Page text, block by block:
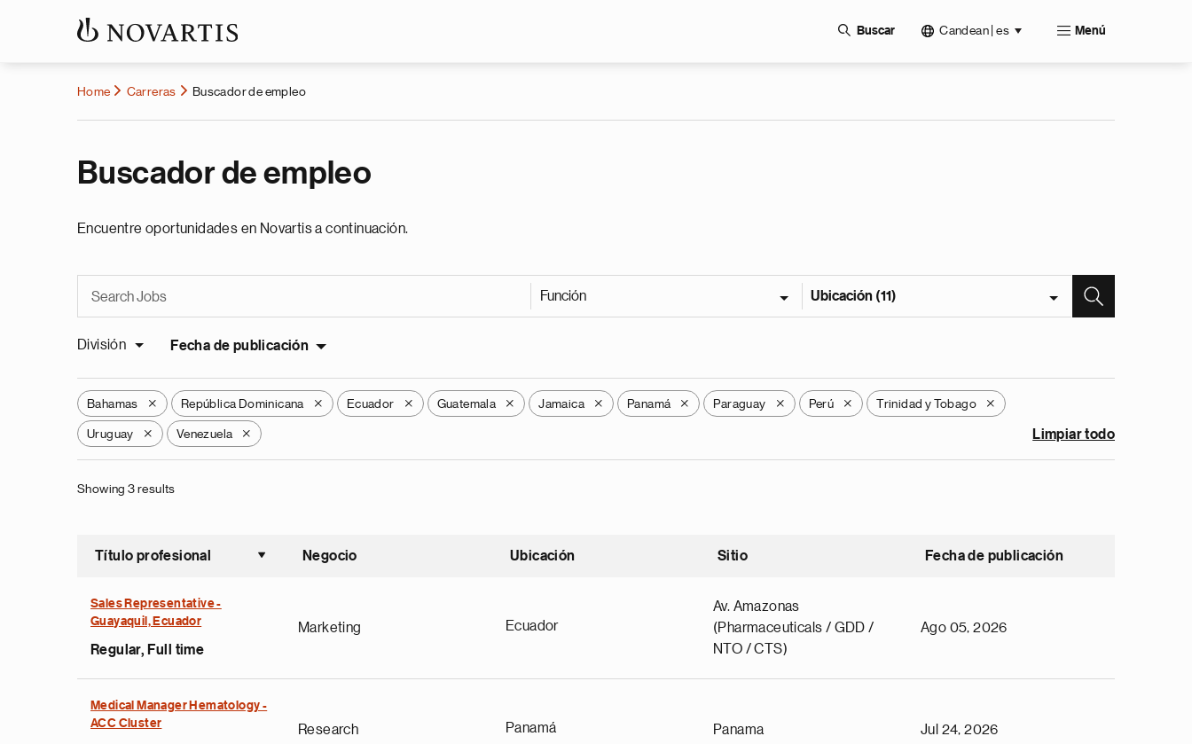
Buscar Candean | es Menú
Home Carreras Buscador de empleo
Buscador de empleo
Encuentre oportunidades en Novartis a continuación.
Función Ubicación (11)
División Fecha de publicación
Bahamas X República Dominicana X Ecuador X Guatemala X Jamaica X Panamá X Paraguay X Perú X Trinidad y Tobago X
Uruguay X Venezuela X Limpiar todo
Showing 3 results
Título profesional
Ordenar ascendente
Negocio Ubicación Sitio Fecha de publicación
Sales Representative -
Guayaquil, Ecuador
Regular, Full time
Marketing Ecuador
Av. Amazonas
(Pharmaceuticals / GDD /
NTO / CTS)
Ago 05, 2026
Medical Manager Hematology -
ACC Cluster
Research Panamá Panama Jul 24, 2026